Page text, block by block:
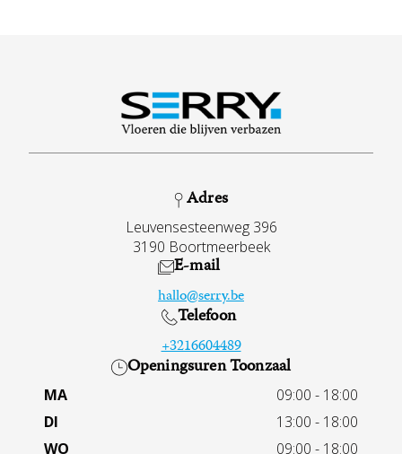
Adres
Leuvensesteenweg 396
3190 Boortmeerbeek
E-mail
hallo@serry.be
Telefoon
+3216604489
Openingsuren Toonzaal
MA
09:00 - 18:00
DI
13:00 - 18:00
WO
09:00 - 18:00